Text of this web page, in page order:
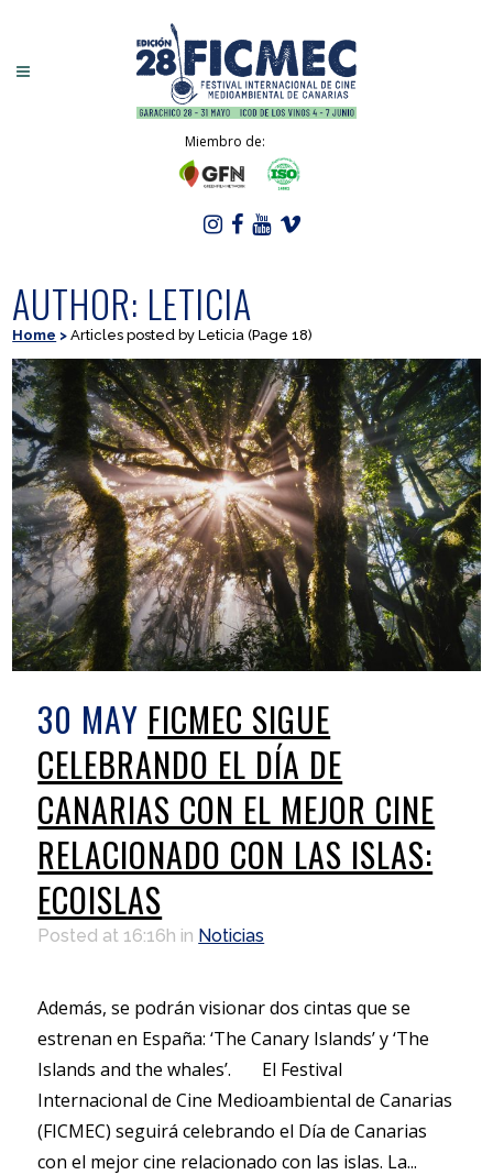
Miembro de:
AUTHOR: LETICIA
Home >Articles posted by Leticia (Page 18)
30 MAY FICMEC SIGUE
CELEBRANDO EL DÍA DE
CANARIAS CON EL MEJOR CINE
RELACIONADO CON LAS ISLAS:
ECOISLAS
Posted at 16:16h in Noticias
Además, se podrán visionar dos cintas que se
estrenan en España: ‘The Canary Islands’ y ‘The
Islands and the whales’. El Festival
Internacional de Cine Medioambiental de Canarias
(FICMEC) seguirá celebrando el Día de Canarias
con el mejor cine relacionado con las islas. La...